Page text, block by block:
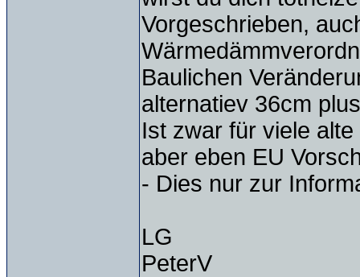
Vorgeschrieben,
Baulichen
alternatiev 36cm
Ist zwar für viele
aber eben EU
- Dies nur zur
LG
PeterV